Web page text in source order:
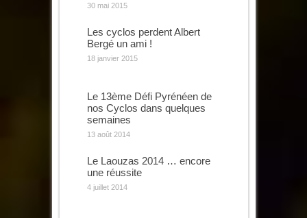
30 mai 2015
Les cyclos perdent Albert
Bergé un ami !
18 janvier 2015
Le 13ème Défi Pyrénéen de
nos Cyclos dans quelques
semaines
13 août 2014
Le Laouzas 2014 … encore
une réussite
4 juillet 2014